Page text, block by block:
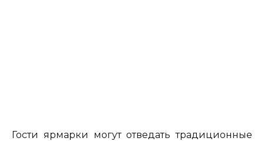
Гости ярмарки могут отведать традиционные